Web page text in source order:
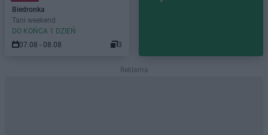
Biedronka
Tani weekend
DO KOŃCA 1 DZIEŃ
07.08 - 08.08
3
Reklama